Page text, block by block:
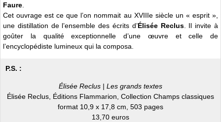
Faure
Cet ouvrage est ce que l’on nommait au XVIIIe siècle un « esprit »,
une distillation de l’ensemble des écrits d’Élisée Reclus. Il invite à
goûter la qualité exceptionnelle d’une œuvre et celle de
l’encyclopédiste lumineux qui la composa.
P.S. :
Élisée Reclus | Les grands textes
Élisée Reclus, Éditions Flammarion, Collection Champs classiques
format 10,9 x 17,8 cm, 503 pages
13,70 euros